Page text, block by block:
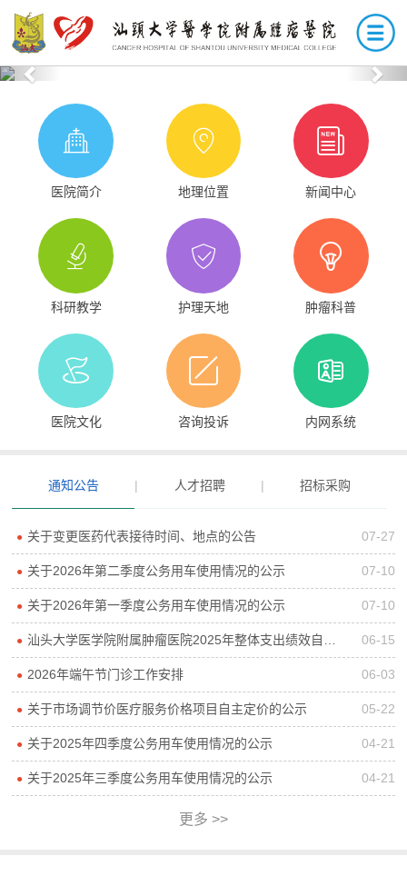
Previous
医院简介 地理位置 新闻中心
科研教学 护理天地 肿瘤科普
医院文化 咨询投诉 内网系统
通知公告 | 人才招聘 | 招标采购
● 关于变更医药代表接待时间、地点的公告 07-27
● 关于2026年第二季度公务用车使用情况的公示 07-10
● 关于2026年第一季度公务用车使用情况的公示 07-10
● 汕头大学医学院附属肿瘤医院2025年整体支出绩效自评报告 06-15
● 2026年端午节门诊工作安排 06-03
● 关于市场调节价医疗服务价格项目自主定价的公示 05-22
● 关于2025年四季度公务用车使用情况的公示 04-21
● 关于2025年三季度公务用车使用情况的公示 04-21
更多 >>